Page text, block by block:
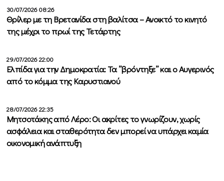
30/07/2026 08:26
Θρίλερ με τη Βρετανίδα στη βαλίτσα – Ανοικτό το κινητό
της μέχρι το πρωί της Τετάρτης
29/07/2026 22:00
Ελπίδα για την Δημοκρατία: Τα ”βρόντηξε” και ο Αυγερινός
από το κόμμα της Καρυστιανού
28/07/2026 22:35
Μητσοτάκης από Λέρο: Οι ακρίτες το γνωρίζουν, χωρίς
ασφάλεια και σταθερότητα δεν μπορεί να υπάρχει καμία
οικονομική ανάπτυξη